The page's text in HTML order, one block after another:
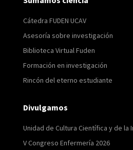
Cátedra FUDEN UCAV
Asesoría sobre investigación
Biblioteca Virtual Fuden
Formación en investigación
Rincón del eterno estudiante
Divulgamos
Unidad de Cultura Científica y de la
V Congreso Enfermería 2026